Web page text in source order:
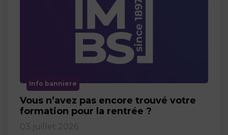
Info banniere
Vous n’avez pas encore trouvé votre
formation pour la rentrée ?
03 juillet 2026